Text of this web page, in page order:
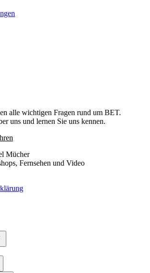
alle wichtigen Fragen rund um BET.
uns und lernen Sie uns kennen.
Mücher
Fernsehen und Video